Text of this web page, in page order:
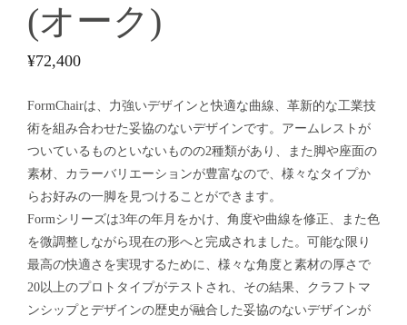
(オーク)
¥72,400
FormChairは、力強いデザインと快適な曲線、革新的な工業技
術を組み合わせた妥協のないデザインです。アームレストが
ついているものといないものの2種類があり、また脚や座面の
素材、カラーバリエーションが豊富なので、様々なタイプか
らお好みの一脚を見つけることができます。
Formシリーズは3年の年月をかけ、角度や曲線を修正、また色
を微調整しながら現在の形へと完成されました。可能な限り
最高の快適さを実現するために、様々な角度と素材の厚さで
20以上のプロトタイプがテストされ、その結果、クラフトマ
ンシップとデザインの歴史が融合した妥協のないデザインが